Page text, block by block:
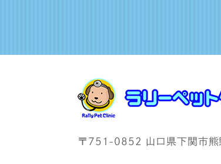
〒751-0852 山口県下関市